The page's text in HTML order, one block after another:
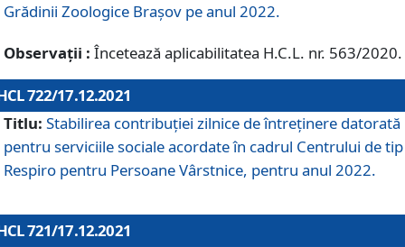
Grădinii Zoologice Braşov pe anul 2022.
Observații : Încetează aplicabilitatea H.C.L. nr. 563/2020.
722/17.12.2021
Titlu: Stabilirea contribuţiei zilnice de întreținere datorată
pentru serviciile sociale acordate în cadrul Centrului de tip
Respiro pentru Persoane Vârstnice, pentru anul 2022.
721/17.12.2021